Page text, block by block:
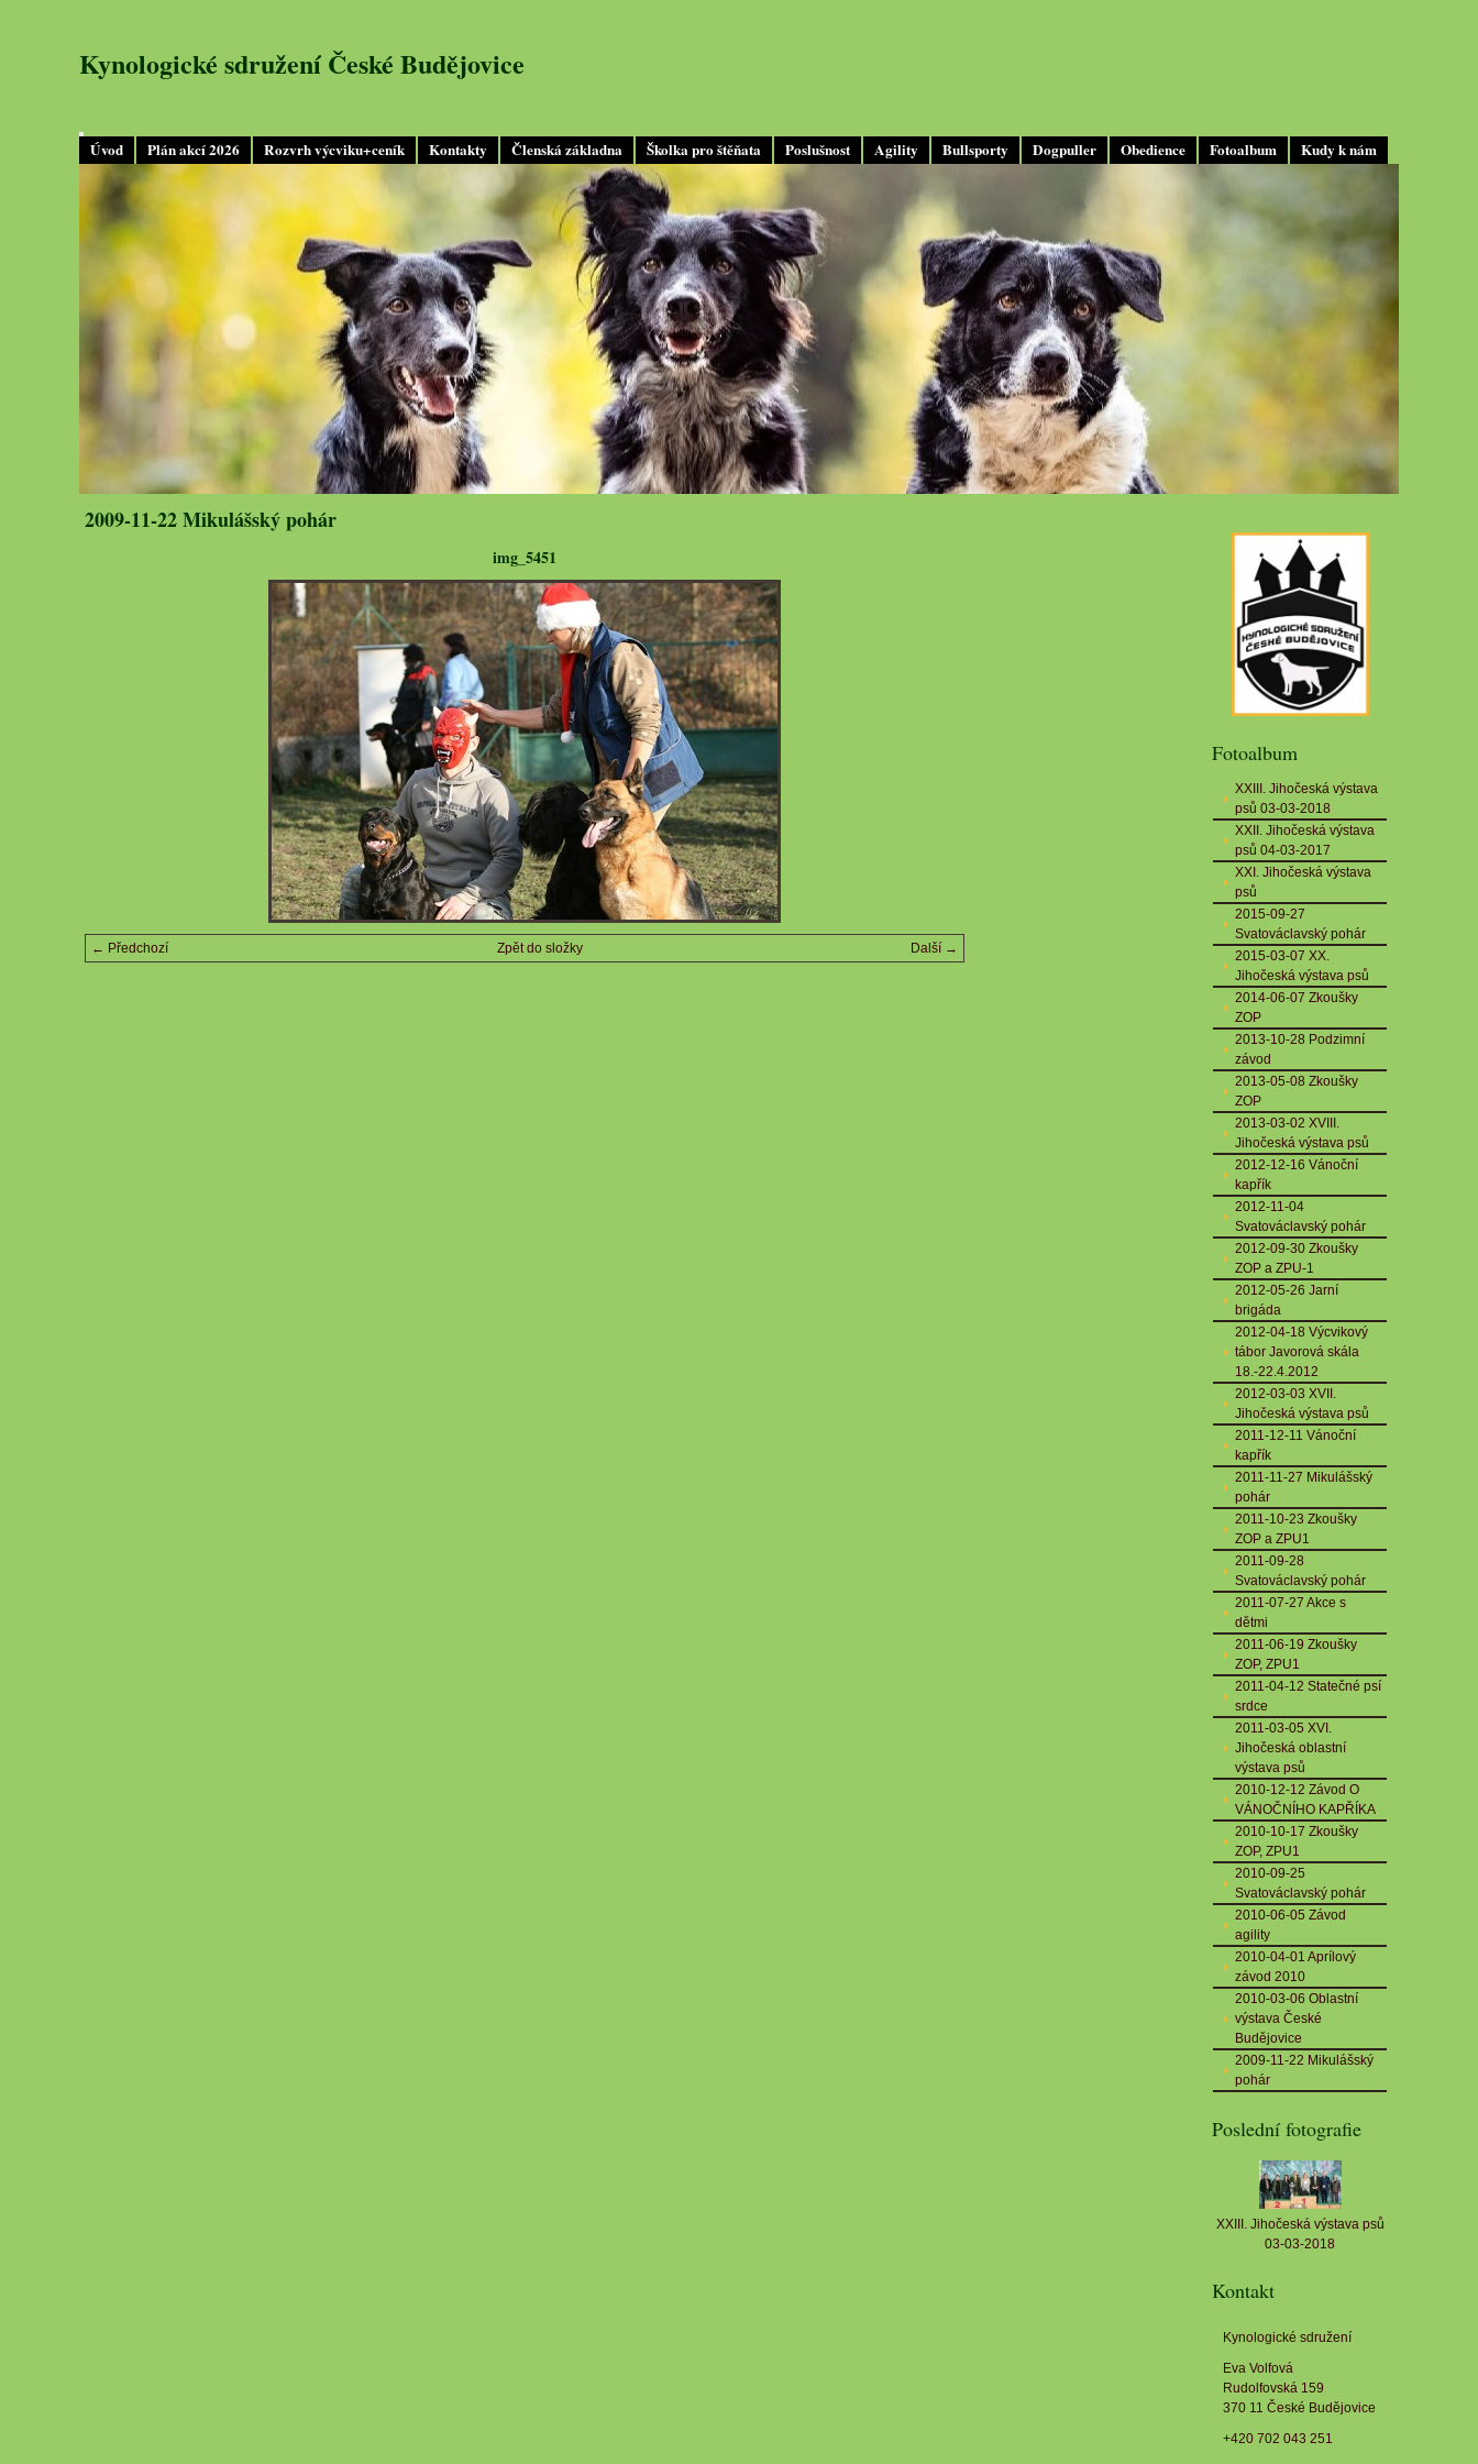
Úvod Plán akcí 2026 Rozvrh výcviku+ceník Kontakty Členská základna Školka pro štěňata Poslušnost Agility Bullsporty Dogpuller Obedience Fotoalbum Kudy k nám
Kynologické sdružení České Budějovice
2009-11-22 Mikulášský pohár
img_5451
← Předchozí Další →
Zpět do složky
Fotoalbum
XXIII. Jihočeská výstava
psů 03-03-2018
XXII. Jihočeská výstava
psů 04-03-2017
XXI. Jihočeská výstava
psů
2015-09-27
Svatováclavský pohár
2015-03-07 XX.
Jihočeská výstava psů
2014-06-07 Zkoušky
ZOP
2013-10-28 Podzimní
závod
2013-05-08 Zkoušky
ZOP
2013-03-02 XVIII.
Jihočeská výstava psů
2012-12-16 Vánoční
kapřík
2012-11-04
Svatováclavský pohár
2012-09-30 Zkoušky
ZOP a ZPU-1
2012-05-26 Jarní
brigáda
2012-04-18 Výcvikový
tábor Javorová skála
18.-22.4.2012
2012-03-03 XVII.
Jihočeská výstava psů
2011-12-11 Vánoční
kapřík
2011-11-27 Mikulášský
pohár
2011-10-23 Zkoušky
ZOP a ZPU1
2011-09-28
Svatováclavský pohár
2011-07-27 Akce s
dětmi
2011-06-19 Zkoušky
ZOP, ZPU1
2011-04-12 Statečné psí
srdce
2011-03-05 XVI.
Jihočeská oblastní
výstava psů
2010-12-12 Závod O
VÁNOČNÍHO KAPŘÍKA
2010-10-17 Zkoušky
ZOP, ZPU1
2010-09-25
Svatováclavský pohár
2010-06-05 Závod
agility
2010-04-01 Aprílový
závod 2010
2010-03-06 Oblastní
výstava České
Budějovice
2009-11-22 Mikulášský
pohár
Poslední fotografie
XXIII. Jihočeská výstava psů
03-03-2018
Kontakt
Kynologické sdružení
Eva Volfová
Rudolfovská 159
370 11 České Budějovice
+420 702 043 251